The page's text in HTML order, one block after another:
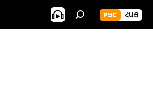
РУС ՀԱՅ